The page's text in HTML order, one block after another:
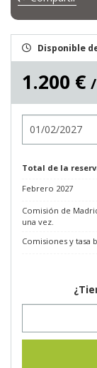
Disponible
1.200 €
Total de la
Febrero 2027
Comisión de
una vez.
Comisiones y tasa